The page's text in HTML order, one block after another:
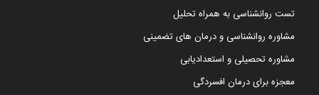
تست روانشناسی به همراه تحلیل
مشاوره روانشناسی و درمان های تضمینی
مشاوره تحصیلی و استعدادیابی
معجزه برای درمان افسردگی